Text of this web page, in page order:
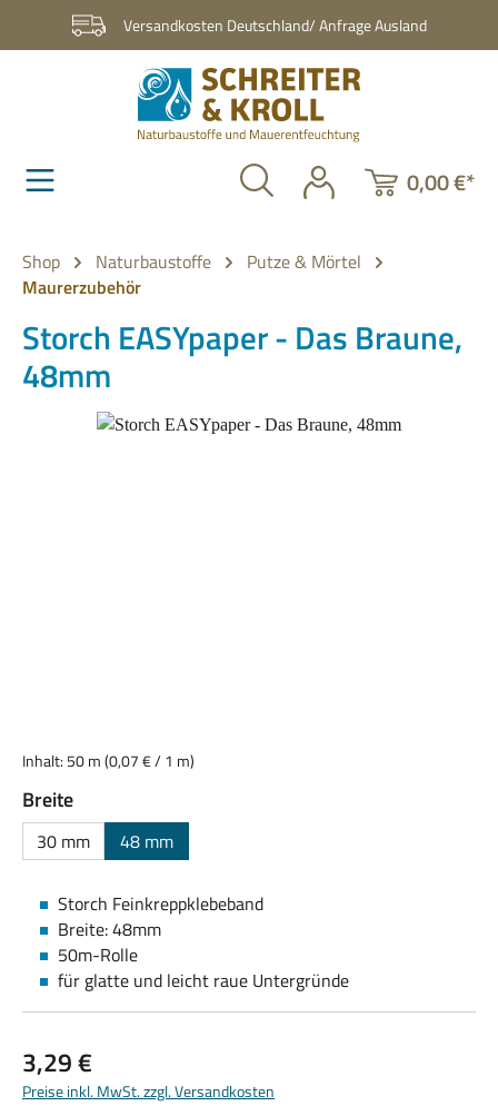
Zum Hauptinhalt springenVersandkosten Deutschland/ Anfrage Ausland
0,00 €*
Shop Naturbaustoffe
Putze & Mörtel
Maurerzubehör
Storch EASYpaper - Das Braune,
48mm
Bildergalerie überspringen
Inhalt: 50 m(0,07 € / 1 m)
Breiteauswählen
30 mm 48 mm
Storch Feinkreppklebeband
Breite: 48mm
50m-Rolle
für glatte und leicht raue Untergründe
Regulärer Preis:
3,29 €
Preise inkl. MwSt. zzgl. Versandkosten